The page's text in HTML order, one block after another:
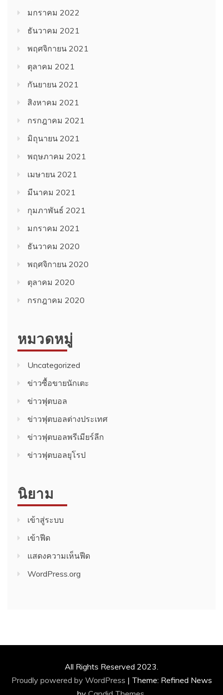
มกราคม 2022
ธันวาคม 2021
พฤศจิกายน 2021
ตุลาคม 2021
กันยายน 2021
สิงหาคม 2021
กรกฎาคม 2021
มิถุนายน 2021
พฤษภาคม 2021
เมษายน 2021
มีนาคม 2021
กุมภาพันธ์ 2021
มกราคม 2021
ธันวาคม 2020
พฤศจิกายน 2020
ตุลาคม 2020
กรกฎาคม 2020
หมวดหมู่
Uncategorized
ข่าวซื้อขายนักเตะ
ข่าวฟุตบอล
ข่าวฟุตบอลต่างประเทศ
ข่าวฟุตบอลพรีเมียร์ลีก
ข่าวฟุตบอลยุโรป
นิยาม
เข้าสู่ระบบ
เข้าฟีด
แสดงความเห็นฟีด
WordPress.org
All Rights Reserved 2023.
Proudly powered by WordPress | Theme: Refined News